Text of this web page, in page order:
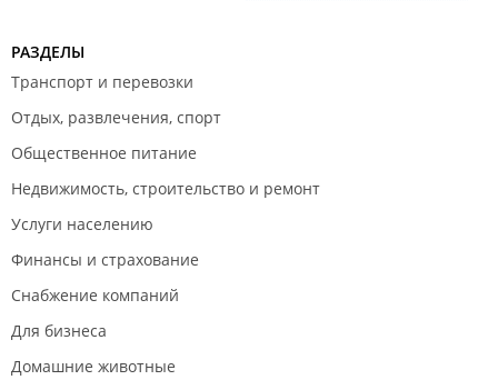
РАЗДЕЛЫ
Транспорт и перевозки
Отдых, развлечения, спорт
Общественное питание
Недвижимость, строительство и ремонт
Услуги населению
Финансы и страхование
Снабжение компаний
Для бизнеса
Домашние животные